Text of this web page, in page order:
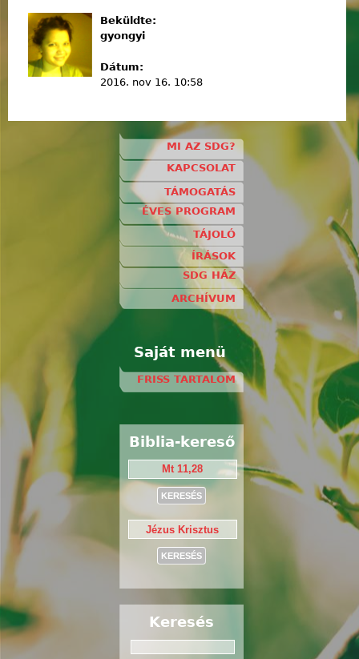
Beküldte:
gyongyi
Dátum:
2016. nov 16. 10:58
MI AZ SDG?
KAPCSOLAT
TÁMOGATÁS
ÉVES PROGRAM
TÁJOLÓ
ÍRÁSOK
SDG HÁZ
ARCHÍVUM
Saját menü
FRISS TARTALOM
Biblia-kereső
Keresés